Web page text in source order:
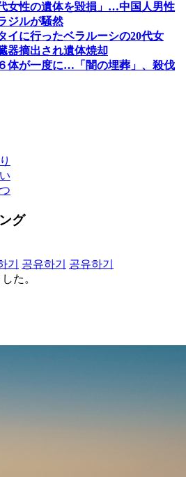
女性の遺体を毀損」…中国人男性
ジルが騒然
イに行ったベラルーシの20代女
器摘出され遺体焼却
体が一度に…「闇の埋葬」、殺伐
グ
기 공유하기
공유하기
た。